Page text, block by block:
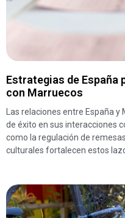
Estrategias de España
con Marruecos
Las relaciones entre España
de éxito en sus interacciones
como la regulación de
culturales fortalecen estos